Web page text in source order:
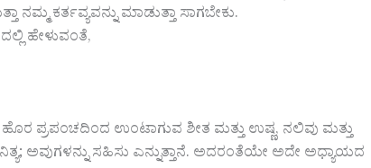
ನಮ್ಮ ಕರ್ತವ್ಯವನ್ನು ಮಾಡುತ್ತಾ ಸಾಗಬೇಕು.
ಹೇಳುವಂತೆ,
ಪ್ರಪಂಚದಿಂದ ಉಂಟಾಗುವ ಶೀತ ಮತ್ತು ಉಷ್ಣ, ನಲಿವು ಮತ್ತು
ಅವುಗಳನ್ನು ಸಹಿಸು ಎನ್ನುತ್ತಾನೆ. ಅದರಂತೆಯೇ ಅದೇ ಅಧ್ಯಾಯದ